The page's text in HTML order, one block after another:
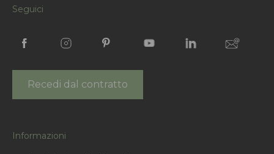
Seguici
Recedi dal contratto
Informazioni